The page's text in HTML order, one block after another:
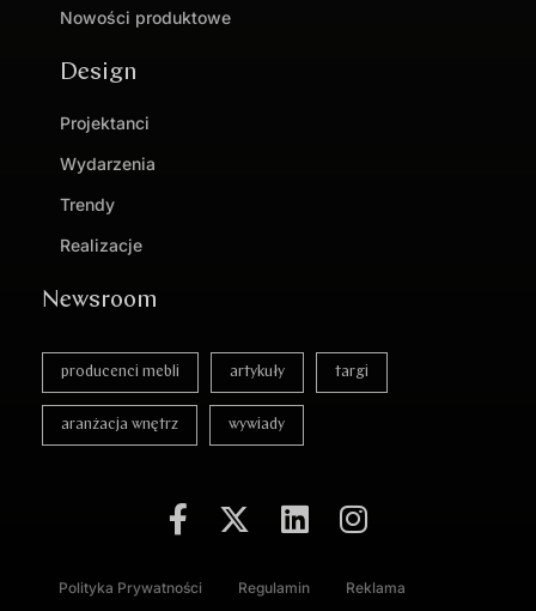
Nowości produktowe
Design
Projektanci
Wydarzenia
Trendy
Realizacje
Newsroom
producenci mebli artykuły targi
aranżacja wnętrz wywiady
Polityka Prywatności Regulamin Reklama